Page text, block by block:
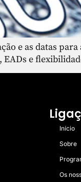
e as datas
e
Início
Sobre
Os